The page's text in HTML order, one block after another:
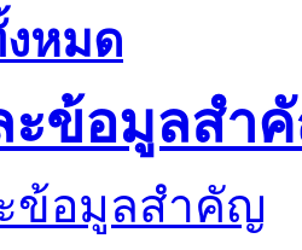
หมด
ะข้อมูลสำ